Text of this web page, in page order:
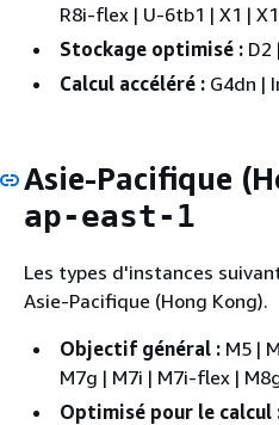
R8i-flex | U-6tb1 | X1 |
Stockage optimisé : D2
Calcul accéléré : G4dn |
Asie-Pacifique
ap-east-1
Les types d'instances
Asie-Pacifique (Hong Kong).
Objectif général : M5 |
M7g | M7i | M7i-flex |
Optimisé pour le calcul